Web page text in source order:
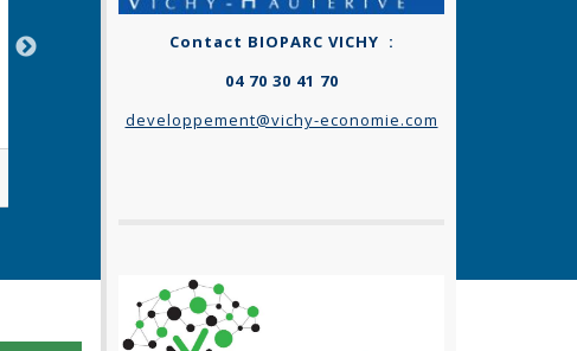
Contact BIOPARC VICHY :
04 70 30 41 70
developpement@vichy-economie.com